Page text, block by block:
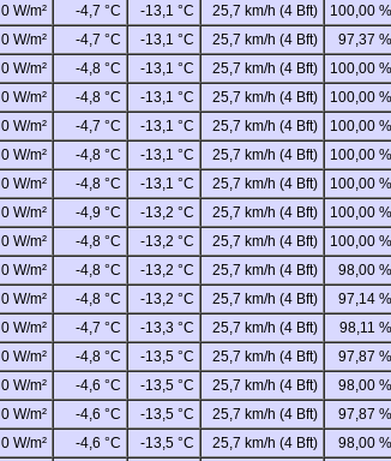
0 W/m² -4,7 °C -13,1 °C 25,7 km/h (4 Bft)
100,00 %
0 W/m² -4,7 °C -13,1 °C 25,7 km/h (4 Bft)
97,37 %
0 W/m² -4,8 °C -13,1 °C 25,7 km/h (4 Bft)
100,00 %
0 W/m² -4,8 °C -13,1 °C 25,7 km/h (4 Bft)
100,00 %
0 W/m² -4,7 °C -13,1 °C 25,7 km/h (4 Bft)
100,00 %
0 W/m² -4,8 °C -13,1 °C 25,7 km/h (4 Bft)
100,00 %
0 W/m² -4,8 °C -13,1 °C 25,7 km/h (4 Bft)
100,00 %
0 W/m² -4,9 °C -13,2 °C 25,7 km/h (4 Bft)
100,00 %
0 W/m² -4,8 °C -13,2 °C 25,7 km/h (4 Bft)
100,00 %
0 W/m² -4,8 °C -13,2 °C 25,7 km/h (4 Bft)
98,00 %
0 W/m² -4,8 °C -13,2 °C 25,7 km/h (4 Bft)
97,14 %
0 W/m² -4,7 °C -13,3 °C 25,7 km/h (4 Bft)
98,11 %
0 W/m² -4,8 °C -13,5 °C 25,7 km/h (4 Bft)
97,87 %
0 W/m² -4,6 °C -13,5 °C 25,7 km/h (4 Bft)
98,00 %
0 W/m² -4,6 °C -13,5 °C 25,7 km/h (4 Bft)
97,87 %
0 W/m² -4,6 °C -13,5 °C 25,7 km/h (4 Bft)
98,00 %